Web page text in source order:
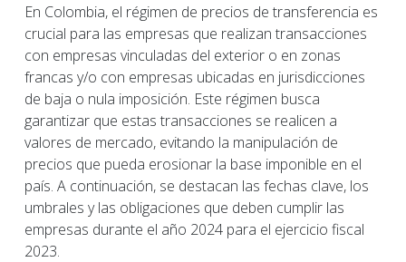
En Colombia, el régimen de precios de transferencia es
crucial para las empresas que realizan transacciones
con empresas vinculadas del exterior o en zonas
francas y/o con empresas ubicadas en jurisdicciones
de baja o nula imposición. Este régimen busca
garantizar que estas transacciones se realicen a
valores de mercado, evitando la manipulación de
precios que pueda erosionar la base imponible en el
país. A continuación, se destacan las fechas clave, los
umbrales y las obligaciones que deben cumplir las
empresas durante el año 2024 para el ejercicio fiscal
2023.